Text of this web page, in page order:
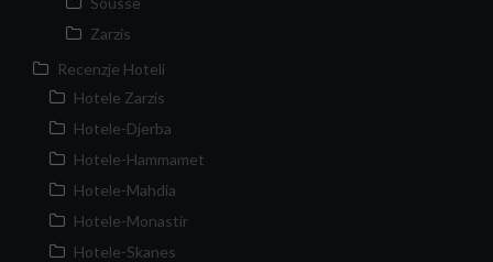
Zarzis
Recenzje Hoteli
Hotele Zarzis
Hotele-Djerba
Hotele-Hammamet
Hotele-Mahdia
Hotele-Monastir
Hotele-Skanes